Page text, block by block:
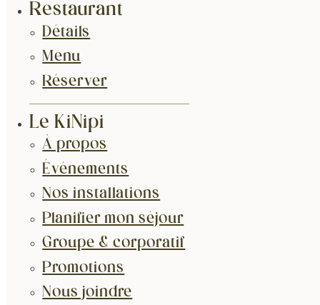
Restaurant
Détails
Menu
Réserver
Le KiNipi
À propos
Événements
Nos installations
Planifier mon séjour
Groupe & corporatif
Promotions
Nous joindre